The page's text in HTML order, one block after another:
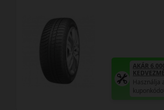
AKÁR
Használja